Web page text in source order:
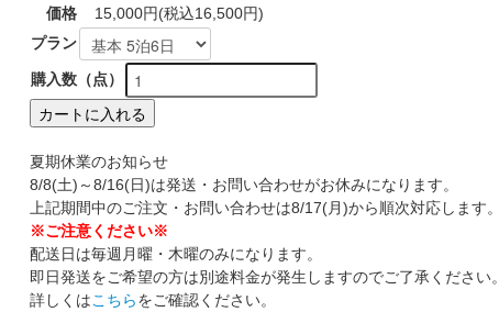
価格
15,000円(税込16,500円)
プラン
購入数（点）
カートに入れる
夏期休業のお知らせ
8/8(土)～8/16(日)は発送・お問い合わせがお休みになります。
上記期間中のご注文・お問い合わせは8/17(月)から順次対応します。
※ご注意ください※
配送日は毎週月曜・木曜のみになります。
即日発送をご希望の方は別途料金が発生しますのでご了承ください。
詳しくはこちらをご確認ください。